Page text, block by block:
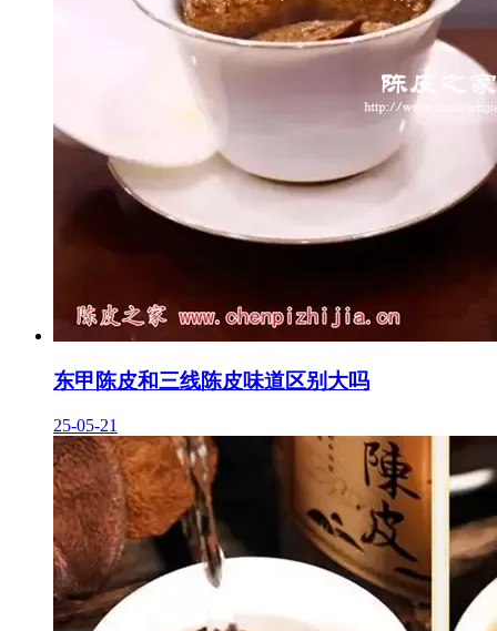
东甲陈皮和三线陈皮味道区别大吗
25-05-21